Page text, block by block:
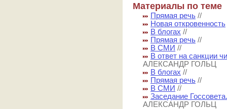
Материалы по теме
Прямая речь //
Новая откровенность
В блогах //
Прямая речь //
В СМИ //
В ответ на санкции
АЛЕКСАНДР ГОЛЬЦ
В блогах //
Прямая речь //
В СМИ //
Заседание
АЛЕКСАНДР ГОЛЬЦ